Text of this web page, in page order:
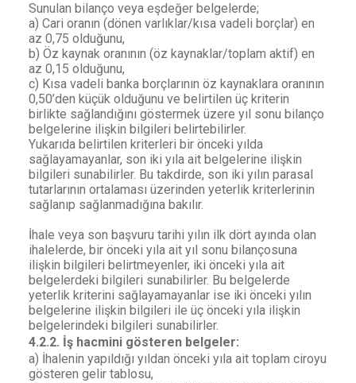
Sunulan bilanço veya eşdeğer belgelerde;
a) Cari oranın (dönen varlıklar/kısa vadeli borçlar) en
az 0,75 olduğunu,
b) Öz kaynak oranının (öz kaynaklar/toplam aktif) en
az 0,15 olduğunu,
c) Kısa vadeli banka borçlarının öz kaynaklara oranının
0,50’den küçük olduğunu ve belirtilen üç kriterin
birlikte sağlandığını göstermek üzere yıl sonu bilanço
belgelerine ilişkin bilgileri belirtebilirler.
Yukarıda belirtilen kriterleri bir önceki yılda
sağlayamayanlar, son iki yıla ait belgelerine ilişkin
bilgileri sunabilirler. Bu takdirde, son iki yılın parasal
tutarlarının ortalaması üzerinden yeterlik kriterlerinin
sağlanıp sağlanmadığına bakılır.
İhale veya son başvuru tarihi yılın ilk dört ayında olan
ihalelerde, bir önceki yıla ait yıl sonu bilançosuna
ilişkin bilgileri belirtmeyenler, iki önceki yıla ait
belgelerdeki bilgileri sunabilirler. Bu belgelerde
yeterlik kriterini sağlayamayanlar ise iki önceki yılın
belgelerine ilişkin bilgileri ile üç önceki yıla ilişkin
belgelerindeki bilgileri sunabilirler.
4.2.2. İş hacmini gösteren belgeler:
a) İhalenin yapıldığı yıldan önceki yıla ait toplam ciroyu
gösteren gelir tablosu,